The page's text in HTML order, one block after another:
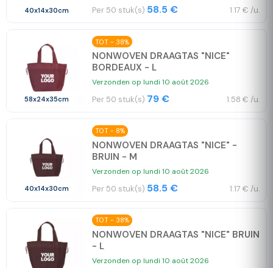
40x14x30cm Per 50 stuk(s) 58.5 € 1.17 € /u.
58x24x35cm
TOT - 38%
NONWOVEN DRAAGTAS "NICE"
BORDEAUX - L
Verzonden op lundi 10 août 2026
Per 50 stuk(s) 79 € 1.58 € /u.
40x14x30cm
TOT - 8%
NONWOVEN DRAAGTAS "NICE" -
BRUIN - M
Verzonden op lundi 10 août 2026
Per 50 stuk(s) 58.5 € 1.17 € /u.
TOT - 38%
NONWOVEN DRAAGTAS "NICE" BRUIN
- L
Verzonden op lundi 10 août 2026